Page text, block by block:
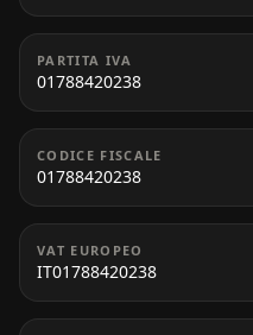
PARTITA IVA
01788420238
CODICE FISCALE
01788420238
VAT EUROPEO
IT01788420238